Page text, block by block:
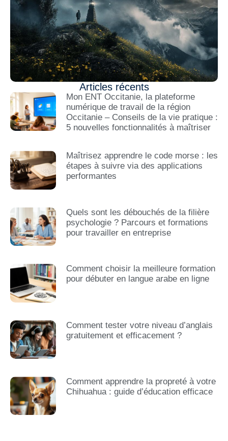
Articles récents
Mon ENT Occitanie, la plateforme
numérique de travail de la région
Occitanie – Conseils de la vie pratique :
5 nouvelles fonctionnalités à maîtriser
Maîtrisez apprendre le code morse : les
étapes à suivre via des applications
performantes
Quels sont les débouchés de la filière
psychologie ? Parcours et formations
pour travailler en entreprise
Comment choisir la meilleure formation
pour débuter en langue arabe en ligne
Comment tester votre niveau d’anglais
gratuitement et efficacement ?
Comment apprendre la propreté à votre
Chihuahua : guide d’éducation efficace